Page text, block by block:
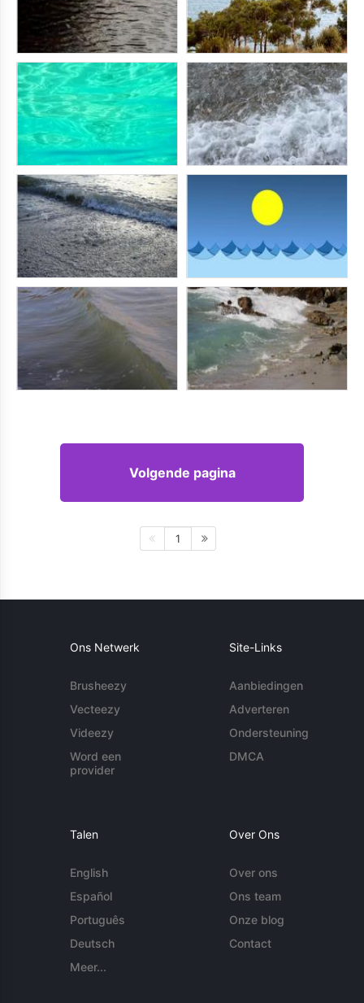
Volgende pagina
1
Ons Netwerk
Brusheezy
Vecteezy
Videezy
Word een
provider
Site-Links
Aanbiedingen
Adverteren
Ondersteuning
DMCA
Talen
English
Español
Português
Deutsch
Meer...
Over Ons
Over ons
Ons team
Onze blog
Contact